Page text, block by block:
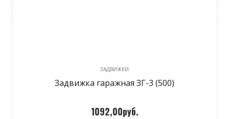
ЗАДВИЖКИ
Задвижка гаражная ЗГ-3 (500)
1092,00руб.